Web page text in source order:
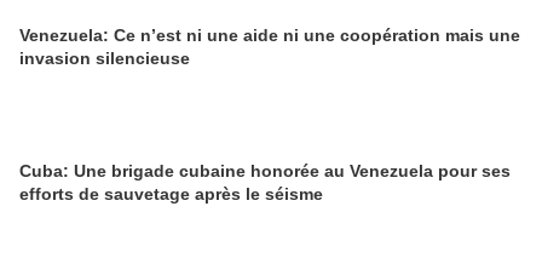
Venezuela: Ce n’est ni une aide ni une coopération mais une
invasion silencieuse
Cuba: Une brigade cubaine honorée au Venezuela pour ses
efforts de sauvetage après le séisme